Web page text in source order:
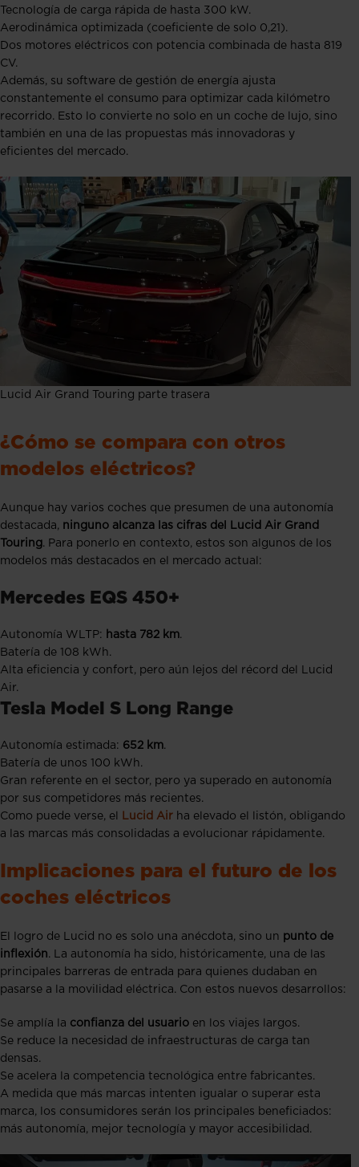
Tecnología de carga rápida de hasta 300 kW.
Aerodinámica optimizada (coeficiente de solo 0,21).
Dos motores eléctricos con potencia combinada de hasta 819
CV.
Además, su software de gestión de energía ajusta
constantemente el consumo para optimizar cada kilómetro
recorrido. Esto lo convierte no solo en un coche de lujo, sino
también en una de las propuestas más innovadoras y
eficientes del mercado.
Lucid Air Grand Touring parte trasera
¿Cómo se compara con otros
modelos eléctricos?
Aunque hay varios coches que presumen de una autonomía
destacada, ninguno alcanza las cifras del Lucid Air Grand
Touring. Para ponerlo en contexto, estos son algunos de los
modelos más destacados en el mercado actual:
Mercedes EQS 450+
Autonomía WLTP: hasta 782 km.
Batería de 108 kWh.
Alta eficiencia y confort, pero aún lejos del récord del Lucid
Air.
Tesla Model S Long Range
Autonomía estimada: 652 km.
Batería de unos 100 kWh.
Gran referente en el sector, pero ya superado en autonomía
por sus competidores más recientes.
Como puede verse, el
Lucid Air ha elevado el listón, obligando
a las marcas más consolidadas a evolucionar rápidamente.
Implicaciones para el futuro de los
coches eléctricos
El logro de Lucid no es solo una anécdota, sino un punto de
inflexión. La autonomía ha sido, históricamente, una de las
principales barreras de entrada para quienes dudaban en
pasarse a la movilidad eléctrica. Con estos nuevos desarrollos:
Se amplía la confianza del usuario en los viajes largos.
Se reduce la necesidad de infraestructuras de carga tan
densas.
Se acelera la competencia tecnológica entre fabricantes.
A medida que más marcas intenten igualar o superar esta
marca, los consumidores serán los principales beneficiados:
más autonomía, mejor tecnología y mayor accesibilidad.